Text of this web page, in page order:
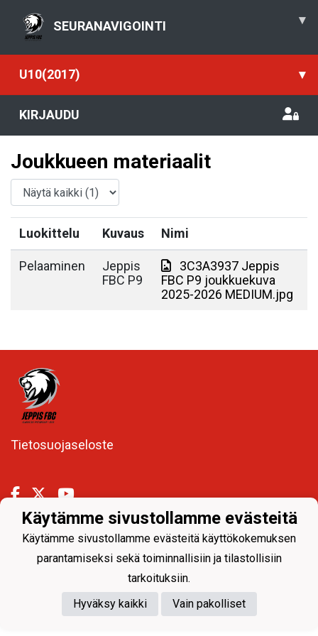
SEURANAVIGOINTI ▾
U10(2017) ▾
KIRJAUDU
Joukkueen materiaalit
Luokittelu Kuvaus Nimi
Pelaaminen
Jeppis
FBC P9
3C3A3937 Jeppis
FBC P9 joukkuekuva
2025-2026 MEDIUM.jpg
Tietosuojaseloste
Powered by
Käytämme sivustollamme evästeitä
Käytämme sivustollamme evästeitä käyttökokemuksen
parantamiseksi sekä toiminnallisiin ja tilastollisiin
tarkoituksiin.
Hyväksy kaikki
Vain pakolliset